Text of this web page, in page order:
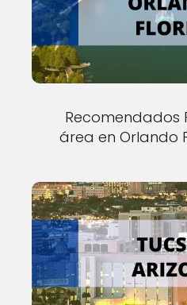
Recomendados
área en Orlando